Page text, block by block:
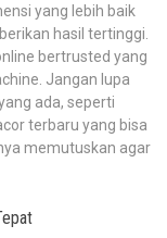
yang lebih baik
hasil tertinggi.
bertrusted yang
Jangan lupa
ada, seperti
terbaru yang bisa
memutuskan agar